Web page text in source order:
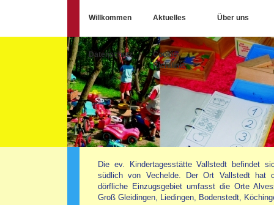
Willkommen Aktuelles Über uns
Datenschutz
Cookie-
Richtlinie
Die ev. Kindertagesstätte Vallstedt befindet
südlich von Vechelde. Der Ort Vallstedt hat
dörfliche Einzugsgebiet umfasst die Orte
Groß Gleidingen, Liedingen, Bodenstedt,